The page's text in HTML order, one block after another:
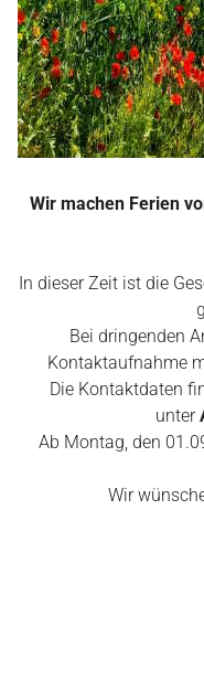
Wir machen Ferien
In dieser Zeit ist die
Bei dringenden
Kontaktaufnahme
Die Kontaktdaten
unter
Ab Montag, den
Wir